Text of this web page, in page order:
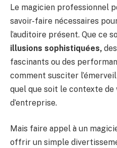
Le magicien professionnel
savoir-faire nécessaires
l’auditoire présent. Que ce
illusions sophistiquées,
fascinants ou des
comment susciter
quel que soit le contexte de
d’entreprise.
Mais faire appel à un
offrir un simple